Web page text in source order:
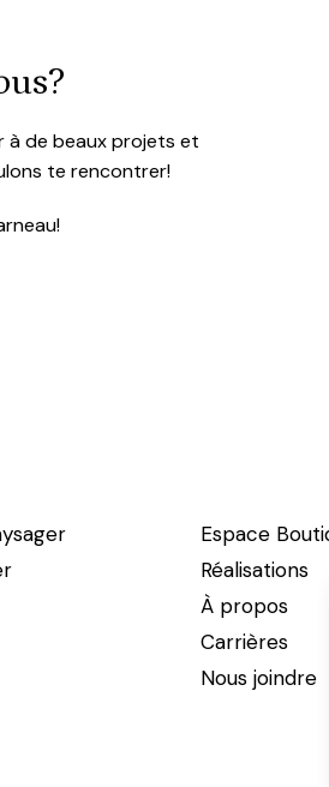
à de beaux projets et
te rencontrer!
Espace
Réalisations
À propos
Carrières
Nous joindre